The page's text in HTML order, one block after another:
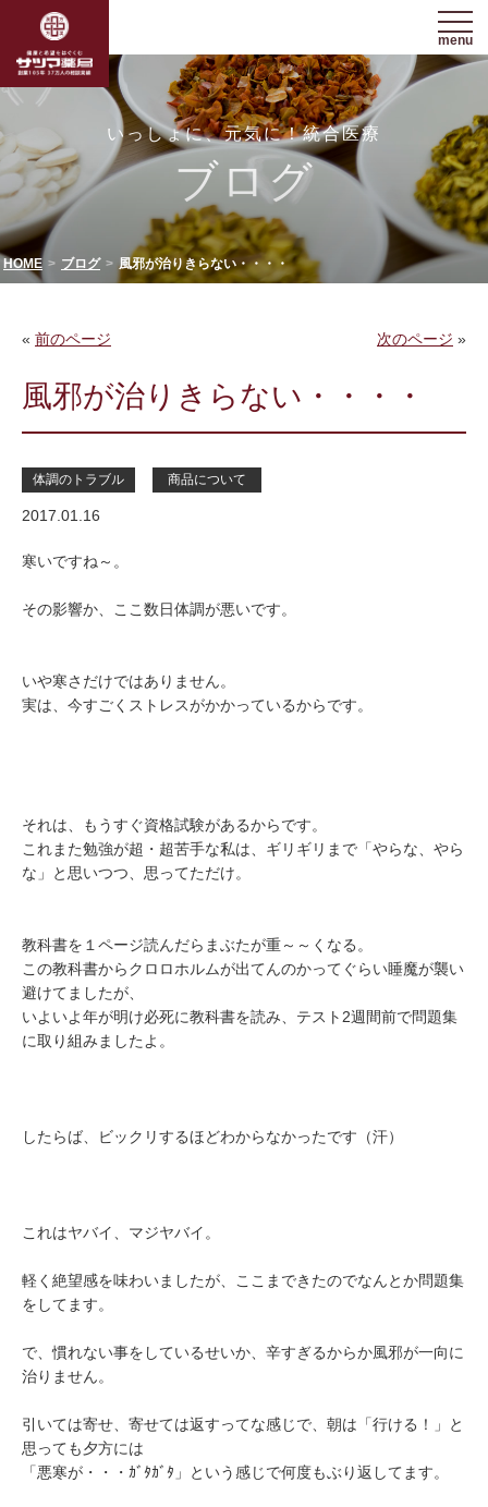
menu
いっしょに、元気に！統合医療
ブログ
HOME ブログ 風邪が治りきらない・・・・
« 前のページ 次のページ »
風邪が治りきらない・・・・
体調のトラブル 商品について
2017.01.16
寒いですね～。
その影響か、ここ数日体調が悪いです。
いや寒さだけではありません。
実は、今すごくストレスがかかっているからです。
それは、もうすぐ資格試験があるからです。
これまた勉強が超・超苦手な私は、ギリギリまで「やらな、やら
な」と思いつつ、思ってただけ。
教科書を１ページ読んだらまぶたが重～～くなる。
この教科書からクロロホルムが出てんのかってぐらい睡魔が襲い
避けてましたが、
いよいよ年が明け必死に教科書を読み、テスト2週間前で問題集
に取り組みましたよ。
したらば、ビックリするほどわからなかったです（汗）
これはヤバイ、マジヤバイ。
軽く絶望感を味わいましたが、ここまできたのでなんとか問題集
をしてます。
で、慣れない事をしているせいか、辛すぎるからか風邪が一向に
治りません。
引いては寄せ、寄せては返すってな感じで、朝は「行ける！」と
思っても夕方には
「悪寒が・・・ｶﾞﾀｶﾞﾀ」という感じで何度もぶり返してます。